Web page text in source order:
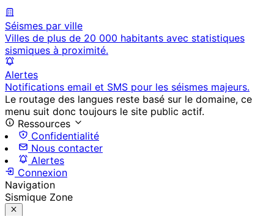
Séismes par ville
Villes de plus de 20 000 habitants avec statistiques
sismiques à proximité.
Alertes
Notifications email et SMS pour les séismes majeurs.
Le routage des langues reste basé sur le domaine, ce
menu suit donc toujours le site public actif.
Ressources
Confidentialité
Nous contacter
Alertes
Connexion
Navigation
Sismique Zone